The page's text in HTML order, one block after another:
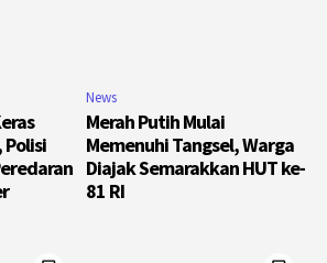
Polisi
News
Merah Putih Mulai
Memenuhi Tangsel, Warga
Diajak Semarakkan HUT ke-
81 RI